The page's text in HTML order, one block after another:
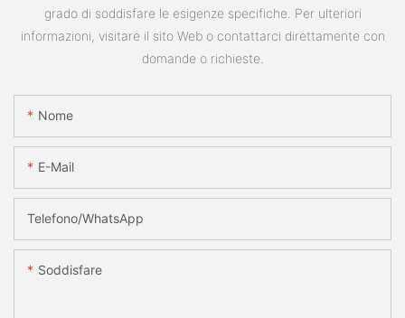
grado di soddisfare le esigenze specifiche. Per ulteriori
informazioni, visitare il sito Web o contattarci direttamente con
domande o richieste.
Nome
E-Mail
Telefono/WhatsApp
Soddisfare